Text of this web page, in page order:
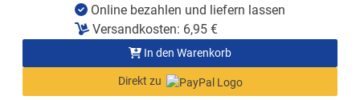
Online bezahlen und liefern lassen
Versandkosten: 6,95 €
In den Warenkorb
Direkt zu